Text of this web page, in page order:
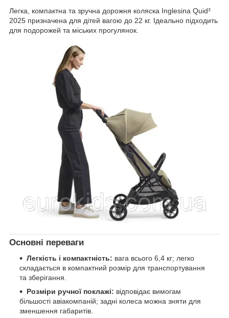
Легка, компактна та зручна дорожня коляска Inglesina Quid³
2025 призначена для дітей вагою до 22 кг. Ідеально підходить
для подорожей та міських прогулянок.
Основні переваги
Легкість і компактність: вага всього 6,4 кг; легко
складається в компактний розмір для транспортування
та зберігання.
Розміри ручної поклажі: відповідає вимогам
більшості авіакомпаній; задні колеса можна зняти для
зменшення габаритів.